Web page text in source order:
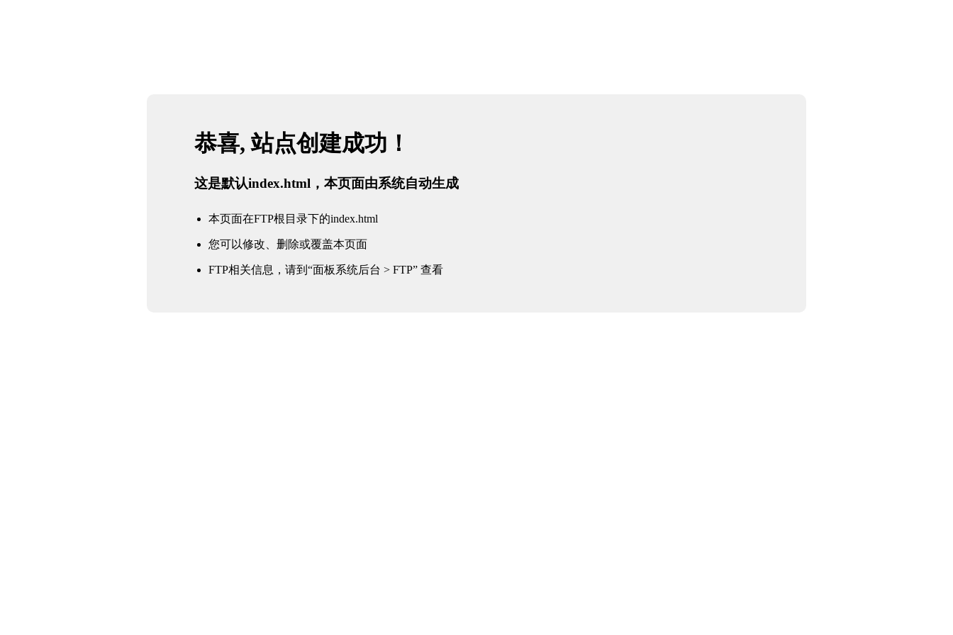
恭喜, 站点创建成功！
这是默认index.html，本页面由系统自动生成
本页面在FTP根目录下的index.html
您可以修改、删除或覆盖本页面
FTP相关信息，请到“面板系统后台 > FTP” 查看